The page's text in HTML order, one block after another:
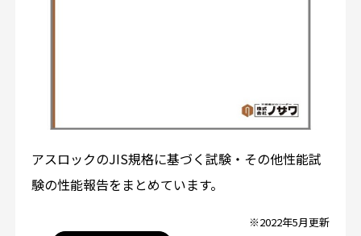
アスロックのJIS規格に基づく試験・その他性能試
験の性能報告をまとめています。
※2022年5月更新